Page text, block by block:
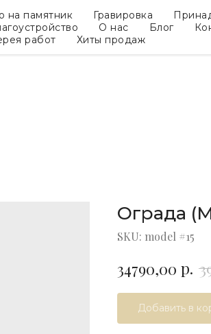
на памятник Гравировка
О нас Блог
работ
Хиты продаж
Ограда
SKU: model #15
34790,00 р.
Добавить в